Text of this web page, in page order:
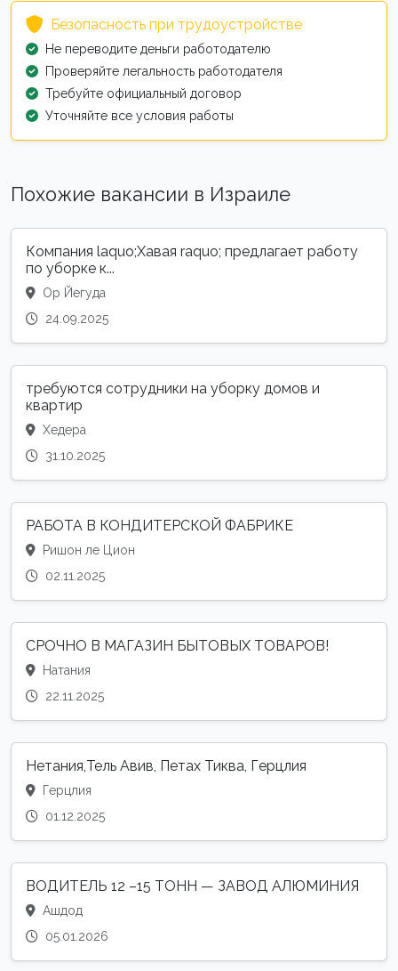
Безопасность при трудоустройстве
Не переводите деньги работодателю
Проверяйте легальность работодателя
Требуйте официальный договор
Уточняйте все условия работы
Похожие вакансии в Израиле
Компания laquo;Хавая raquo; предлагает работу
по уборке к...
Ор Йегуда
24.09.2025
требуются сотрудники на уборку домов и
квартир
Хедера
31.10.2025
РАБОТА В КОНДИТЕРСКОЙ ФАБРИКЕ
Ришон ле Цион
02.11.2025
СРОЧНО В МАГАЗИН БЫТОВЫХ ТОВАРОВ!
Натания
22.11.2025
Нетания,Тель Авив, Петах Тиква, Герцлия
Герцлия
01.12.2025
ВОДИТЕЛЬ 12 –15 ТОНН — ЗАВОД АЛЮМИНИЯ
Ашдод
05.01.2026